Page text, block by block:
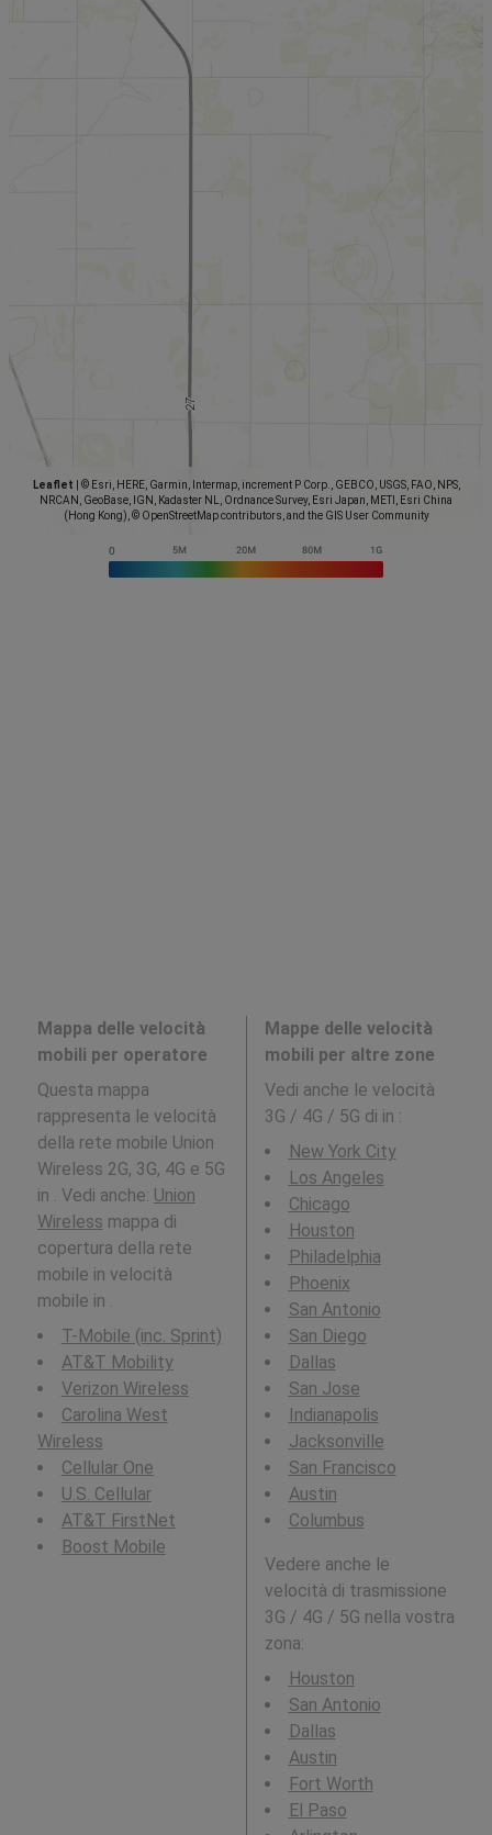
Leaflet
© Esri, HERE, Garmin, Intermap, increment P Corp., GEBCO, USGS, FAO, NPS,
NRCAN, GeoBase, IGN, Kadaster NL, Ordnance Survey, Esri Japan, METI, Esri China
(Hong Kong), © OpenStreetMap contributors, and the GIS User Community
Mappa delle velocità
mobili per operatore
Questa mappa
rappresenta le velocità
della rete mobile Union
Wireless 2G, 3G, 4G e 5G
in . Vedi anche: Union
Wireless mappa di
copertura della rete
mobile in velocità
mobile in .
T-Mobile (inc. Sprint)
AT&T Mobility
Verizon Wireless
Carolina West
Wireless
Cellular One
U.S. Cellular
AT&T FirstNet
Boost Mobile
Mappe delle velocità
mobili per altre zone
Vedi anche le velocità
3G / 4G / 5G di in :
New York City
Los Angeles
Chicago
Houston
Philadelphia
Phoenix
San Antonio
San Diego
Dallas
San Jose
Indianapolis
Jacksonville
San Francisco
Austin
Columbus
Vedere anche le
velocità di trasmissione
3G / 4G / 5G nella vostra
zona:
Houston
San Antonio
Dallas
Austin
Fort Worth
El Paso